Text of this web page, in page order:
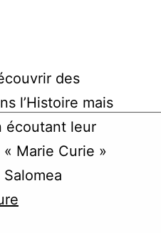
des
l’Histoire mais
écoutant leur
Marie Curie »